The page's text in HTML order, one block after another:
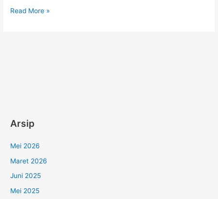
Read More »
Arsip
Mei 2026
Maret 2026
Juni 2025
Mei 2025